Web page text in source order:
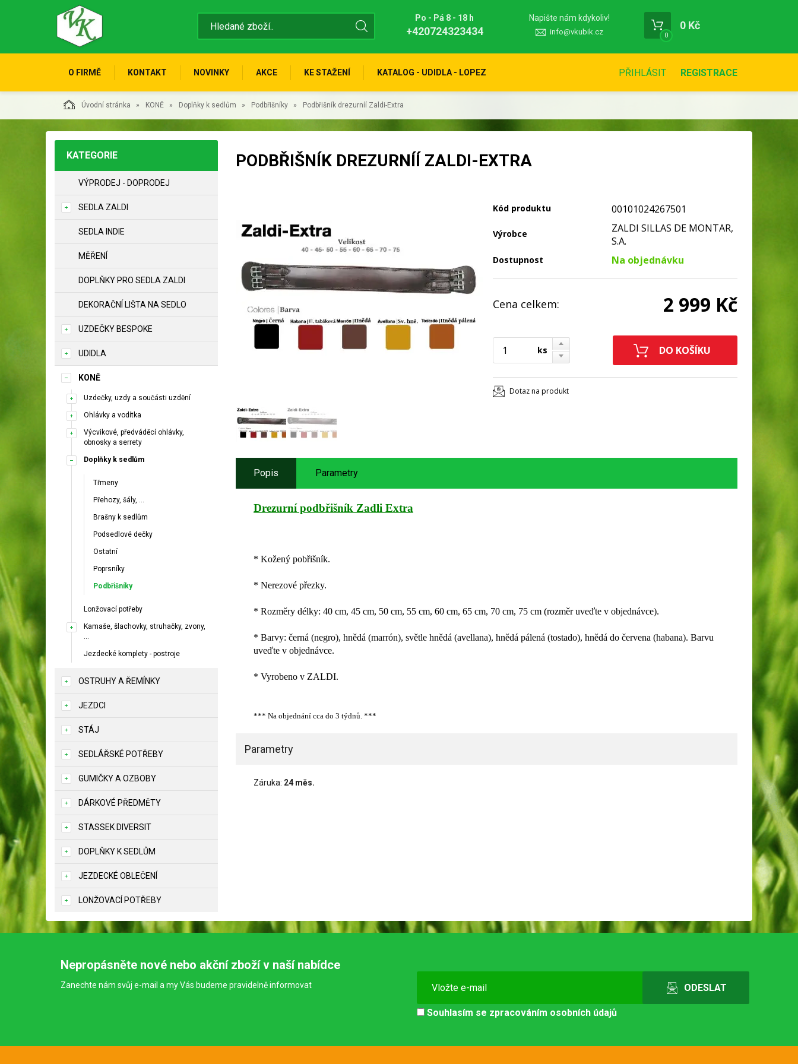
Po - Pá 8 - 18 h
+420724323434
Napište nám kdykoliv!
info@vkubik.cz 0
0 Kč
O FIRMĚ KONTAKT NOVINKY AKCE KE STAŽENÍ KATALOG - UDIDLA - LOPEZ PŘIHLÁSIT REGISTRACE
Úvodní stránka KONĚ Doplňky k sedlům Podbřišníky Podbřišník drezurníí Zaldi-Extra
KATEGORIE
VÝPRODEJ - DOPRODEJ
SEDLA ZALDI
SEDLA INDIE
MĚŘENÍ
DOPLŇKY PRO SEDLA ZALDI
DEKORAČNÍ LIŠTA NA SEDLO
UZDEČKY BESPOKE
UDIDLA
KONĚ
Uzdečky, uzdy a součásti uzdění
Ohlávky a vodítka
Výcvikové, předváděcí ohlávky,
obnosky a serrety
Doplňky k sedlům
Třmeny
Přehozy, šály, ...
Brašny k sedlům
Podsedlové dečky
Ostatní
Poprsníky
Podbřišníky
Lonžovací potřeby
Kamaše, šlachovky, struhačky, zvony,
...
Jezdecké komplety - postroje
OSTRUHY A ŘEMÍNKY
JEZDCI
STÁJ
SEDLÁŘSKÉ POTŘEBY
GUMIČKY A OZBOBY
DÁRKOVÉ PŘEDMĚTY
STASSEK DIVERSIT
DOPLŇKY K SEDLŮM
JEZDECKÉ OBLEČENÍ
LONŽOVACÍ POTŘEBY
PODBŘIŠNÍK DREZURNÍÍ ZALDI-EXTRA
Kód produktu 00101024267501
Výrobce
ZALDI SILLAS DE MONTAR,
S.A.
Dostupnost Na objednávku
Cena celkem: 2 999 Kč
ks
Dotaz na produkt
Popis Parametry
Drezurní podbřišník Zadli Extra
* Kožený pobřišník.
* Nerezové přezky.
* Rozměry délky: 40 cm, 45 cm, 50 cm, 55 cm, 60 cm, 65 cm, 70 cm, 75 cm (rozměr uveďte v objednávce).
* Barvy: černá (negro), hnědá (marrón), světle hnědá (avellana), hnědá pálená (tostado), hnědá do červena (habana). Barvu
uveďte v objednávce.
* Vyrobeno v ZALDI.
*** Na objednání cca do 3 týdnů. ***
Parametry
Záruka: 24 měs.
Nepropásněte nové nebo akční zboží v naší nabídce
Zanechte nám svůj e-mail a my Vás budeme pravidelně informovat
Souhlasím se zpracováním osobních údajů